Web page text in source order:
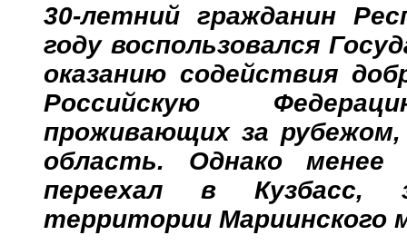
30-летний гражданин
году воспользовался
оказанию содействия
Российскую
проживающих за
область. Однако
переехал в Кузбасс,
территории Мариинского